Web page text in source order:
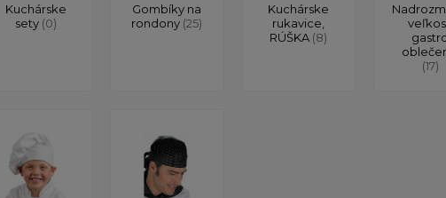
Kuchárske
sety (0)
Gombíky na
rondony (25)
Kuchárske
rukavice,
RÚŠKA (8)
(17)